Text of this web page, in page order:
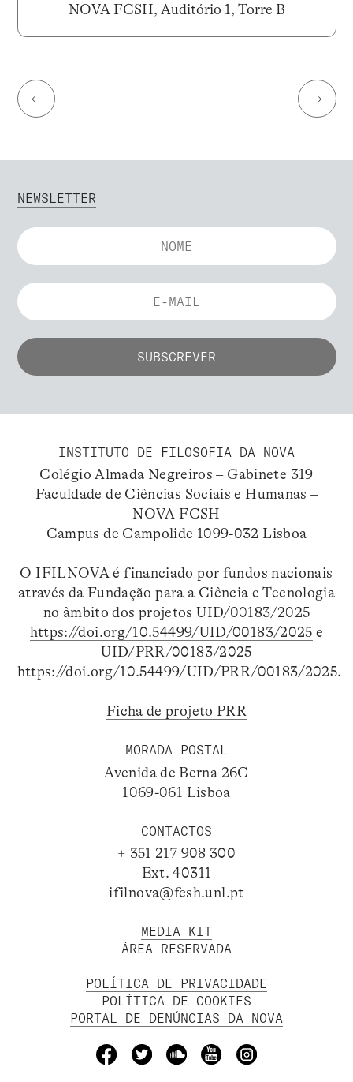
NOVA FCSH, Auditório 1, Torre B
← →
NEWSLETTER
INSTITUTO DE FILOSOFIA DA NOVA
Colégio Almada Negreiros – Gabinete 319
Faculdade de Ciências Sociais e Humanas –
NOVA FCSH
Campus de Campolide 1099-032 Lisboa
O IFILNOVA é financiado por fundos nacionais
através da Fundação para a Ciência e Tecnologia
no âmbito dos projetos UID/00183/2025
https://doi.org/10.54499/UID/00183/2025 e
UID/PRR/00183/2025
https://doi.org/10.54499/UID/PRR/00183/2025.
Ficha de projeto PRR
MORADA POSTAL
Avenida de Berna 26C
1069-061 Lisboa
CONTACTOS
+ 351 217 908 300
Ext. 40311
ifilnova@fcsh.unl.pt
MEDIA KIT
ÁREA RESERVADA
POLÍTICA DE PRIVACIDADE
POLÍTICA DE COOKIES
PORTAL DE DENÚNCIAS DA NOVA